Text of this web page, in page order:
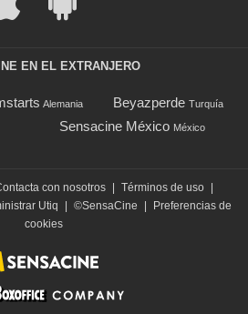
EN EL EXTRANJERO
Alemania Beyazperde Turquía
Sensacine México México
con nosotros Términos de uso
Utiq ©SensaCine
Preferencias de
cookies